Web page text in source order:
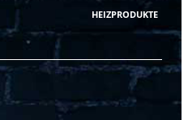
HEIZPRODUKTE